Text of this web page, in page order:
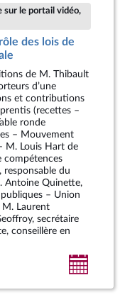
sur le portail vidéo,
des lois de
de M. Thibault
d’une
et contributions
(recettes –
ronde
– Mouvement
M. Louis Hart de
compétences
responsable du
Antoine Quinette,
– Union
M. Laurent
secrétaire
conseillère en
au